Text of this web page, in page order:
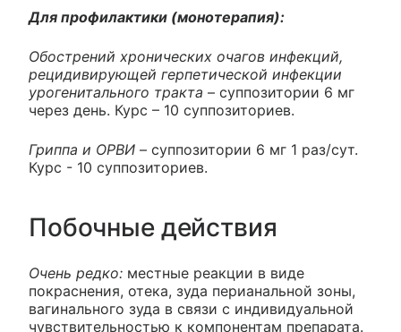
Для профилактики (монотерапия):
Обострений хронических очагов инфекций,
рецидивирующей герпетической инфекции
урогенитального тракта – суппозитории 6 мг
через день. Курс – 10 суппозиториев.
Гриппа и ОРВИ – суппозитории 6 мг 1 раз/сут.
Курс - 10 суппозиториев.
Побочные действия
Очень редко: местные реакции в виде
покраснения, отека, зуда перианальной зоны,
вагинального зуда в связи с индивидуальной
чувствительностью к компонентам препарата.